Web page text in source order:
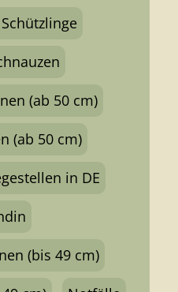
(ab 50 cm)
(ab 50 cm)
in DE
(bis 49 cm)